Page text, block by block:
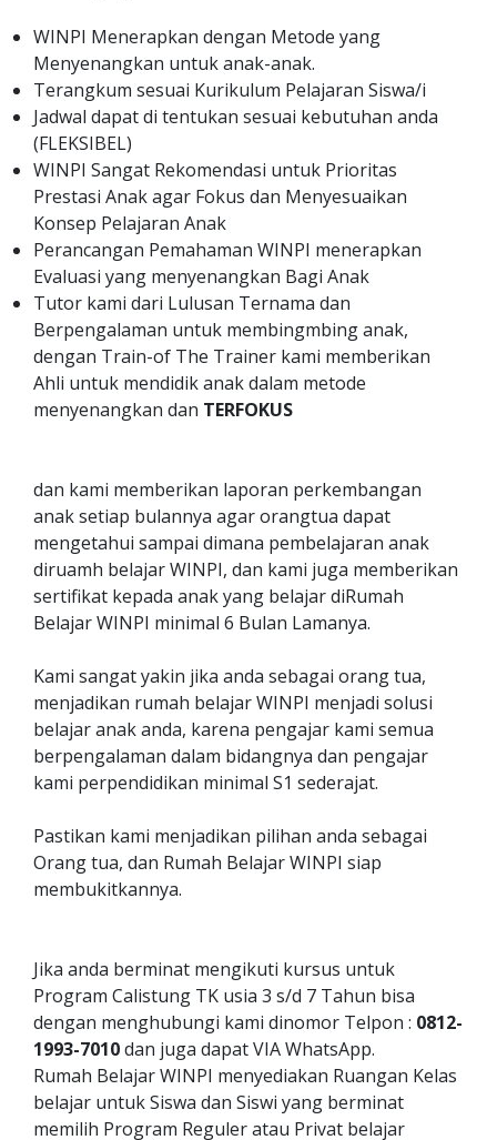
WINPI Menerapkan dengan Metode yang
Menyenangkan untuk anak-anak.
Terangkum sesuai Kurikulum Pelajaran Siswa/i
Jadwal dapat di tentukan sesuai kebutuhan anda
(FLEKSIBEL)
WINPI Sangat Rekomendasi untuk Prioritas
Prestasi Anak agar Fokus dan Menyesuaikan
Konsep Pelajaran Anak
Perancangan Pemahaman WINPI menerapkan
Evaluasi yang menyenangkan Bagi Anak
Tutor kami dari Lulusan Ternama dan
Berpengalaman untuk membingmbing anak,
dengan Train-of The Trainer kami memberikan
Ahli untuk mendidik anak dalam metode
menyenangkan dan TERFOKUS
dan kami memberikan laporan perkembangan
anak setiap bulannya agar orangtua dapat
mengetahui sampai dimana pembelajaran anak
diruamh belajar WINPI, dan kami juga memberikan
sertifikat kepada anak yang belajar diRumah
Belajar WINPI minimal 6 Bulan Lamanya.
Kami sangat yakin jika anda sebagai orang tua,
menjadikan rumah belajar WINPI menjadi solusi
belajar anak anda, karena pengajar kami semua
berpengalaman dalam bidangnya dan pengajar
kami perpendidikan minimal S1 sederajat.
Pastikan kami menjadikan pilihan anda sebagai
Orang tua, dan Rumah Belajar WINPI siap
membukitkannya.
Jika anda berminat mengikuti kursus untuk
Program Calistung TK usia 3 s/d 7 Tahun bisa
dengan menghubungi kami dinomor Telpon : 0812-
1993-7010dan juga dapat VIA WhatsApp.
Rumah Belajar WINPI menyediakan Ruangan Kelas
belajar untuk Siswa dan Siswi yang berminat
memilih Program Reguler atau Privat belajar